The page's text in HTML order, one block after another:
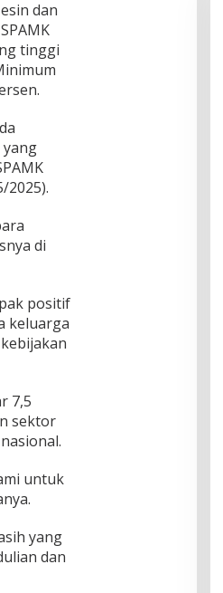
dan
tinggi
2025).
di
positif
keluarga
7,5
sektor
untuk
yang
dan